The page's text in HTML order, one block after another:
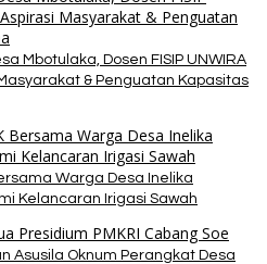
Mbotulaka, Dosen FISIP UNWIRA
& Penguatan Kapasitas
Warga Desa Inelika
Kelancaran Irigasi Sawah
Asusila Oknum Perangkat Desa